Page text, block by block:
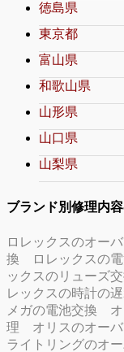
徳島県
東京都
富山県
和歌山県
山形県
山口県
山梨県
ブランド別修理内容
ロレックスのオー
換
ロレックスの
ックスのリューズ
レックスの時計の
メガの電池交換
理
オリスのオー
ライトリングのオ